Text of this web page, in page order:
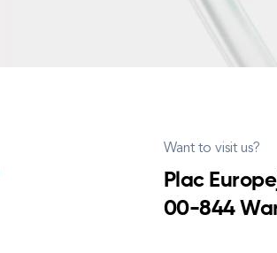
Want to visit us?
Plac
00-844